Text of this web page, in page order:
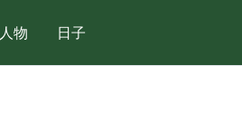
人物 日子